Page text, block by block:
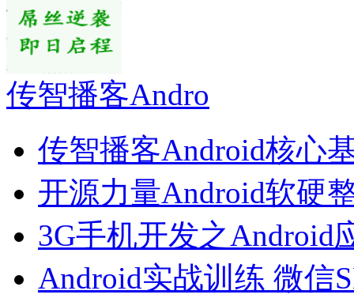
传智播客Andro
传智播客Android核心
开源力量Android软硬
3G手机开发之Android
Android实战训练 微信